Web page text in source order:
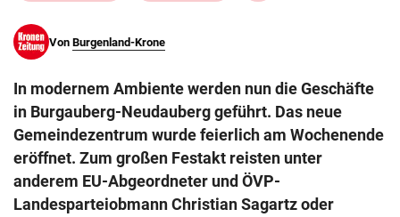
search
eingeben
© Krone Multimedia GmbH & Co KG 2026
Muthgasse 2, 1190 Wien
Von Burgenland-Krone
In modernem Ambiente werden nun die Geschäfte
in Burgauberg-Neudauberg geführt. Das neue
Gemeindezentrum wurde feierlich am Wochenende
eröffnet. Zum großen Festakt reisten unter
anderem EU-Abgeordneter und ÖVP-
Landesparteiobmann Christian Sagartz oder